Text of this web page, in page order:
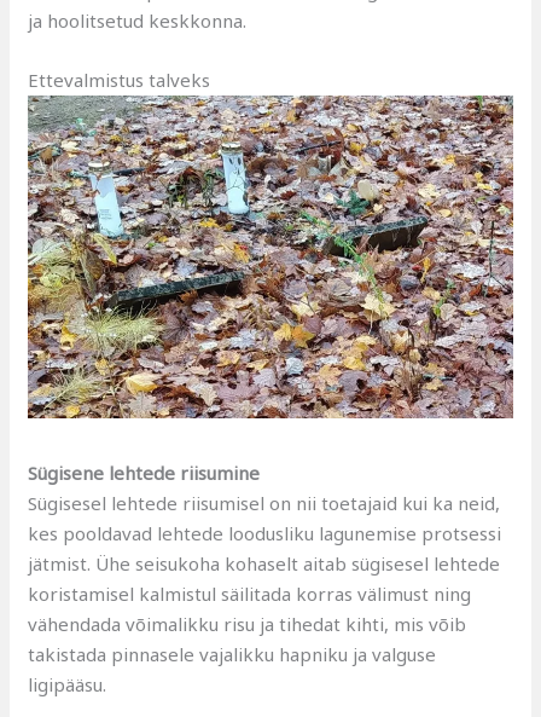
ja hoolitsetud keskkonna.
Ettevalmistus talveks
Sügisene lehtede riisumine
Sügisesel lehtede riisumisel on nii toetajaid kui ka neid,
kes pooldavad lehtede loodusliku lagunemise protsessi
jätmist. Ühe seisukoha kohaselt aitab sügisesel lehtede
koristamisel kalmistul säilitada korras välimust ning
vähendada võimalikku risu ja tihedat kihti, mis võib
takistada pinnasele vajalikku hapniku ja valguse
ligipääsu.